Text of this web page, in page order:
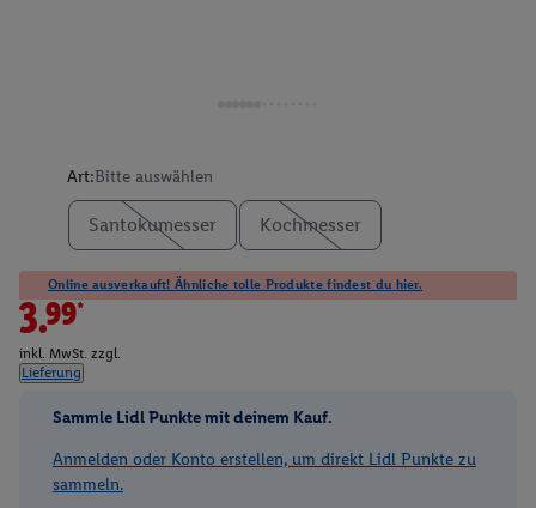
Art:Bitte auswählen
Santokumesser Kochmesser
Online ausverkauft! Ähnliche tolle Produkte findest du hier.
3.99*
inkl. MwSt. zzgl.
Lieferung
Sammle Lidl Punkte mit deinem Kauf.
Anmelden oder Konto erstellen, um direkt Lidl Punkte zu
sammeln.